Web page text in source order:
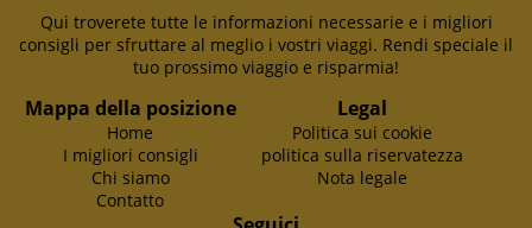
Qui troverete tutte le informazioni necessarie e i migliori
consigli per sfruttare al meglio i vostri viaggi. Rendi speciale il
tuo prossimo viaggio e risparmia!
Mappa della posizione
Home
I migliori consigli
Chi siamo
Contatto
Legal
Politica sui cookie
politica sulla riservatezza
Nota legale